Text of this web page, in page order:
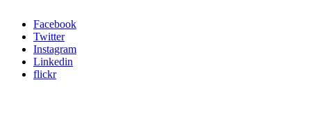
Facebook
Twitter
Instagram
Linkedin
flickr